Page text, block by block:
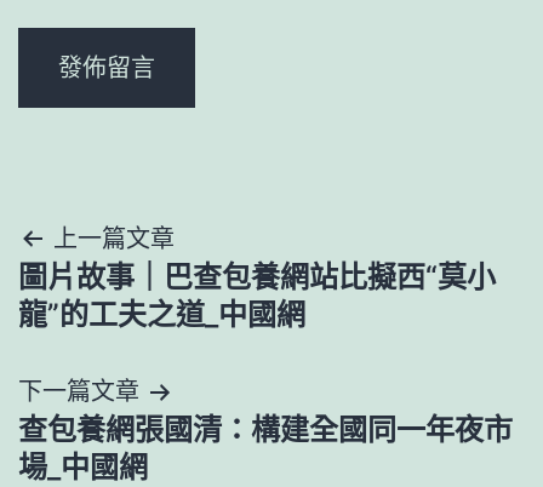
文
章
覽
上一篇文章
圖片故事｜巴查包養網站比擬西“莫小
龍”的工夫之道_中國網
下一篇文章
查包養網張國清：構建全國同一年夜市
場_中國網